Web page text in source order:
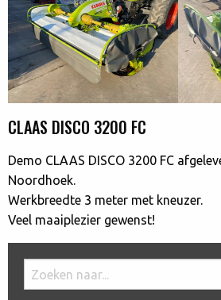
CLAAS DISCO 3200 FC
Demo CLAAS DISCO 3200 FC
Noordhoek.
Werkbreedte 3 meter met kneuzer.
Veel maaiplezier gewenst!
Doorzoek
de